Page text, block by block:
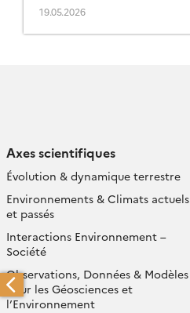
grande […]
19.05.2026
Axes scientifiques
Évolution & dynamique terrestre
Environnements & Climats actuels
et passés
Interactions Environnement –
Société
Observations, Données & Modèles
pour les Géosciences et
l’Environnement